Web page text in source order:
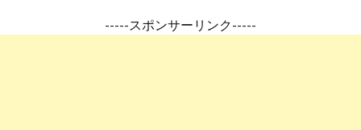
-----スポンサーリンク-----